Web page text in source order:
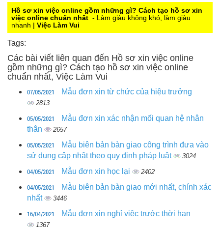
0
Hồ sơ xin việc online gồm những gì? Cách tạo hồ sơ xin
việc online chuẩn nhất - Làm giàu không khó, làm giàu
nhanh | Việc Làm Vui
Tags:
Các bài viết liên quan đến Hồ sơ xin việc online
gồm những gì? Cách tạo hồ sơ xin việc online
chuẩn nhất, Việc Làm Vui
07/05/2021 Mẫu đơn xin từ chức của hiệu trưởng
2813
05/05/2021
Mẫu đơn xin xác nhận mối quan hệ nhân
thân
2657
05/05/2021
Mẫu biên bản bàn giao công trình đưa vào
sử dụng cập nhật theo quy định pháp luật
3024
04/05/2021 Mẫu đơn xin học lại 2402
04/05/2021
Mẫu biên bản bàn giao mới nhất, chính xác
nhất
3446
16/04/2021 Mẫu đơn xin nghỉ việc trước thời hạn
1367